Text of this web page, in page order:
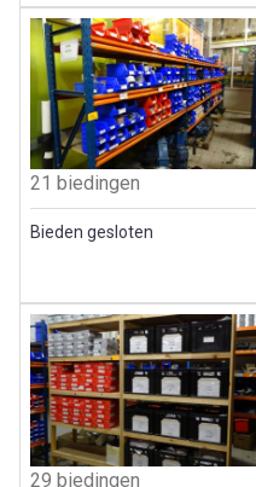
21 biedingen
Bieden gesloten
29 biedingen